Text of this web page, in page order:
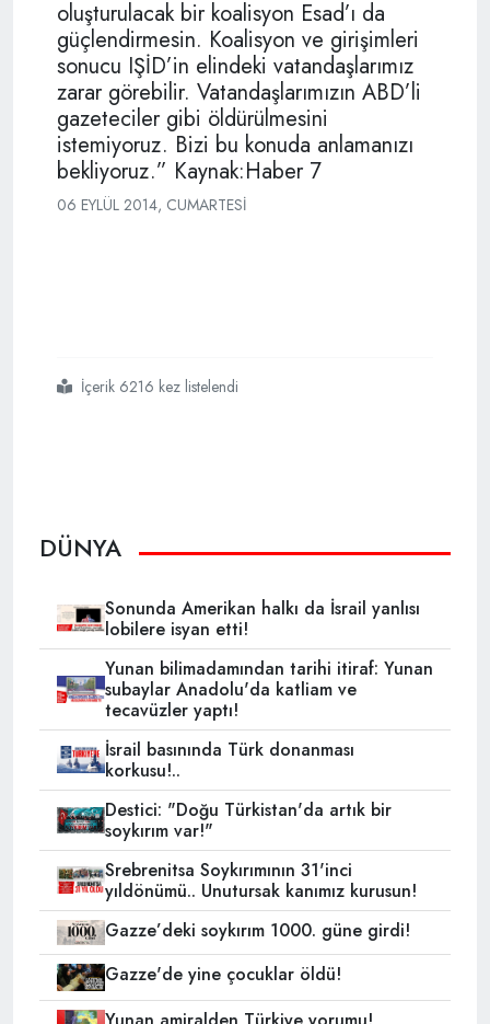
oluşturulacak bir koalisyon Esad’ı da
güçlendirmesin. Koalisyon ve girişimleri
sonucu IŞİD’in elindeki vatandaşlarımız
zarar görebilir. Vatandaşlarımızın ABD’li
gazeteciler gibi öldürülmesini
istemiyoruz. Bizi bu konuda anlamanızı
bekliyoruz.” Kaynak:Haber 7
06 EYLÜL 2014, CUMARTESI
#erdoğandan
#obamaya
#bağdata
#silah
#vermeİçerik 6216 kez listelendi
DÜNYA
Sonunda Amerikan halkı da İsrail yanlısı
lobilere isyan etti!
Yunan bilimadamından tarihi itiraf: Yunan
subaylar Anadolu'da katliam ve
tecavüzler yaptı!
İsrail basınında Türk donanması
korkusu!..
Destici: "Doğu Türkistan'da artık bir
soykırım var!"
Srebrenitsa Soykırımının 31'inci
yıldönümü.. Unutursak kanımız kurusun!
Gazze’deki soykırım 1000. güne girdi!
Gazze'de yine çocuklar öldü!